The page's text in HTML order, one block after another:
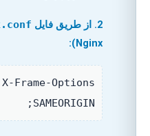
Nginx):
Frame-Options
SAMEORIGIN;